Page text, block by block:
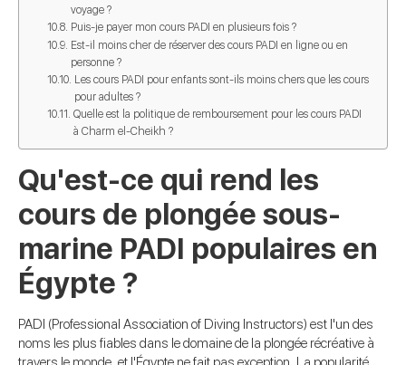
voyage ?
Puis-je payer mon cours PADI en plusieurs fois ?
Est-il moins cher de réserver des cours PADI en ligne ou en
personne ?
Les cours PADI pour enfants sont-ils moins chers que les cours
pour adultes ?
Quelle est la politique de remboursement pour les cours PADI
à Charm el-Cheikh ?
Qu'est-ce qui rend les
cours de plongée sous-
marine PADI populaires en
Égypte ?
PADI (Professional Association of Diving Instructors) est l'un des
noms les plus fiables dans le domaine de la plongée récréative à